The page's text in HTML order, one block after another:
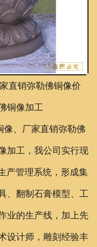
泥塑鉴赏
联系我们
直销弥勒佛铜像价
铜像加工
、 厂家直销弥勒佛
加工 ，我公司实行现
产管理系统，形成集
、翻制石膏模型、工
业的生产线，加上先
设计师，雕刻经验丰